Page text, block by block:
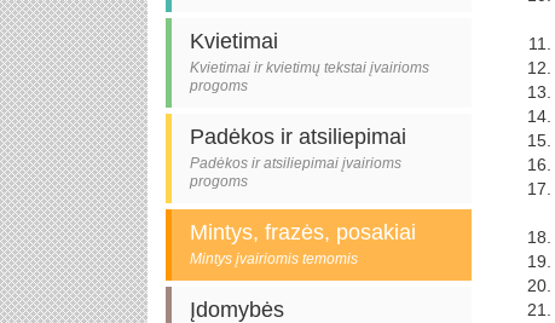
Kvietimai
Kvietimai ir kvietimų tekstai įvairioms
progoms
Padėkos ir atsiliepimai
Padėkos ir atsiliepimai įvairioms
progoms
Mintys, frazės, posakiai
Mintys įvairiomis temomis
Įdomybės